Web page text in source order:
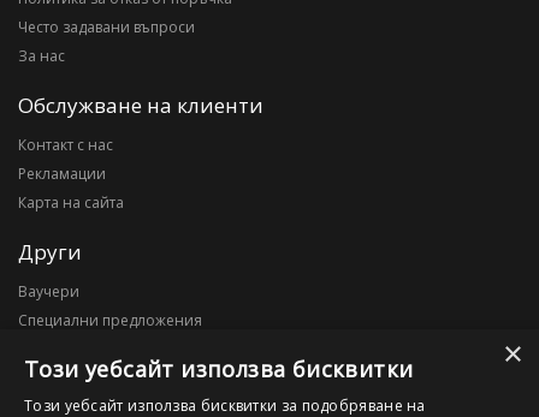
Често задавани въпроси
За нас
Обслужване на клиенти
Контакт с нас
Рекламации
Карта на сайта
Други
Ваучери
Специални предложения
Моят профил
×
Този уебсайт използва бисквитки
Този уебсайт използва бисквитки за подобряване на